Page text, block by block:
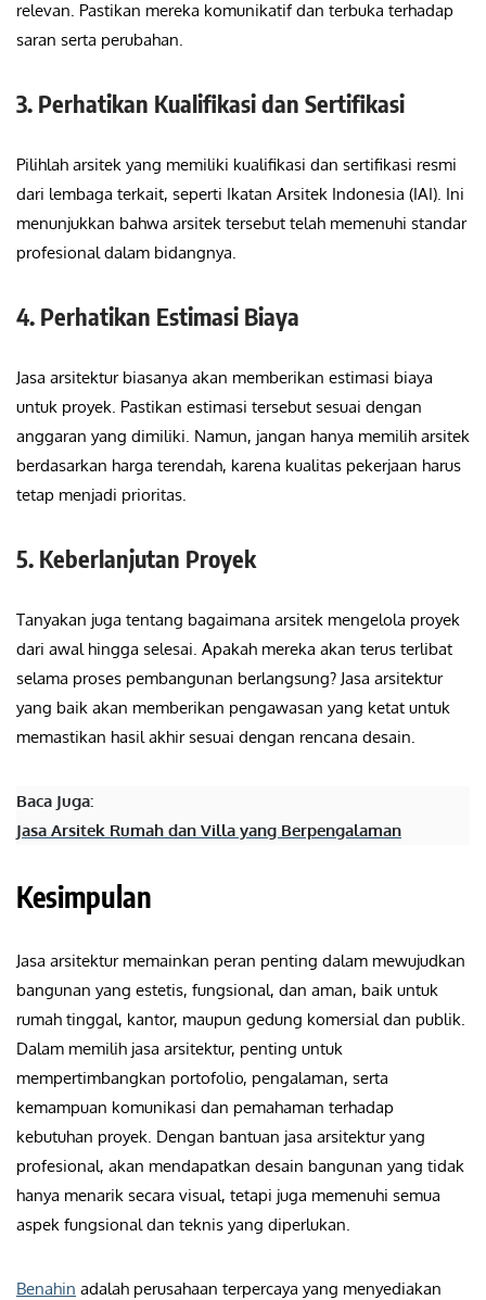
relevan. Pastikan mereka komunikatif dan terbuka terhadap
saran serta perubahan.
3. Perhatikan Kualifikasi dan Sertifikasi
Pilihlah arsitek yang memiliki kualifikasi dan sertifikasi resmi
dari lembaga terkait, seperti Ikatan Arsitek Indonesia (IAI). Ini
menunjukkan bahwa arsitek tersebut telah memenuhi standar
profesional dalam bidangnya.
4. Perhatikan Estimasi Biaya
Jasa arsitektur biasanya akan memberikan estimasi biaya
untuk proyek. Pastikan estimasi tersebut sesuai dengan
anggaran yang dimiliki. Namun, jangan hanya memilih arsitek
berdasarkan harga terendah, karena kualitas pekerjaan harus
tetap menjadi prioritas.
5. Keberlanjutan Proyek
Tanyakan juga tentang bagaimana arsitek mengelola proyek
dari awal hingga selesai. Apakah mereka akan terus terlibat
selama proses pembangunan berlangsung? Jasa arsitektur
yang baik akan memberikan pengawasan yang ketat untuk
memastikan hasil akhir sesuai dengan rencana desain.
Baca Juga:
Jasa Arsitek Rumah dan Villa yang Berpengalaman
Kesimpulan
Jasa arsitektur memainkan peran penting dalam mewujudkan
bangunan yang estetis, fungsional, dan aman, baik untuk
rumah tinggal, kantor, maupun gedung komersial dan publik.
Dalam memilih jasa arsitektur, penting untuk
mempertimbangkan portofolio, pengalaman, serta
kemampuan komunikasi dan pemahaman terhadap
kebutuhan proyek. Dengan bantuan jasa arsitektur yang
profesional, akan mendapatkan desain bangunan yang tidak
hanya menarik secara visual, tetapi juga memenuhi semua
aspek fungsional dan teknis yang diperlukan.
Benahin adalah perusahaan terpercaya yang menyediakan